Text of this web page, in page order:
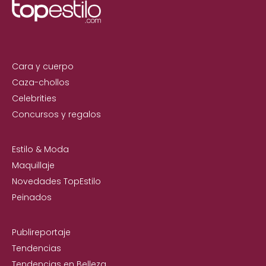
Cara y cuerpo
Caza-chollos
Celebrities
Concursos y regalos
Estilo & Moda
Maquillaje
Novedades TopEstilo
Peinados
Publireportaje
Tendencias